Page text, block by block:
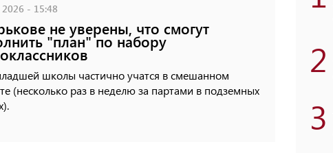
2026 - 15:48
не уверены, что смогут
"план" по набору
школы частично учатся в смешанном
(несколько раз в неделю за партами в подземных
2
3